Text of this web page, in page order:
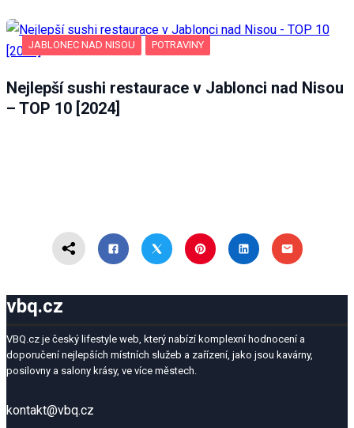
JABLONEC NAD NISOU POTRAVINY
Nejlepší sushi restaurace v Jablonci nad Nisou
– TOP 10 [2024]
vbq.cz
VBQ.cz je český lifestyle web, který nabízí komplexní hodnocení a
doporučení nejlepších místních služeb a zařízení, jako jsou kavárny,
posilovny a salony krásy, ve více městech.
kontakt@vbq.cz